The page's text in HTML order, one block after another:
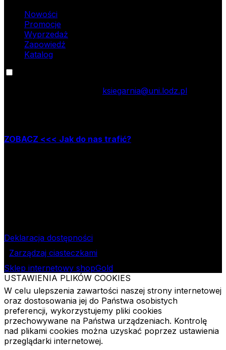
Nowości
Promocje
Wyprzedaż
Zapowiedź
Katalog
ksiegarnia@uni.lodz.pl
ZOBACZ <<< Jak do nas trafić?
Deklaracja dostępności
Zarządzaj ciasteczkami
Sklep internetowy shopGold
USTAWIENIA PLIKÓW COOKIES
W celu ulepszenia zawartości naszej strony internetowej
oraz dostosowania jej do Państwa osobistych
preferencji, wykorzystujemy pliki cookies
przechowywane na Państwa urządzeniach. Kontrolę
nad plikami cookies można uzyskać poprzez ustawienia
przeglądarki internetowej.